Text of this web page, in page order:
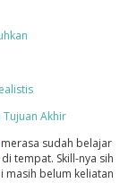
Akhir
merasa sudah belajar
tempat. Skill-nya sih
belum keliatan